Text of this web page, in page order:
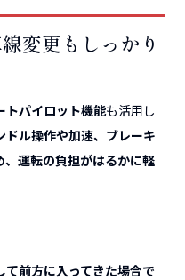
変更もしっかり
トパイロット機能も活用し
ドル操作や加速、ブレーキ
運転の負担がはるかに軽
て前方に入ってきた場合で